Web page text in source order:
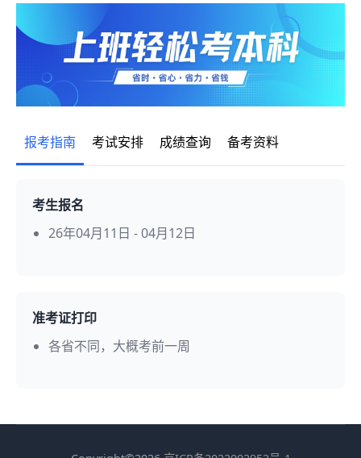
报考指南 考试安排 成绩查询 备考资料
考生报名
26年04月11日 - 04月12日
准考证打印
各省不同，大概考前一周